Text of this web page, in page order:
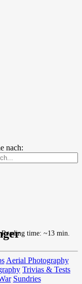
nach:
Aerial Photography
Trivias & Tests
Sundries
Reading time: ~13 min.